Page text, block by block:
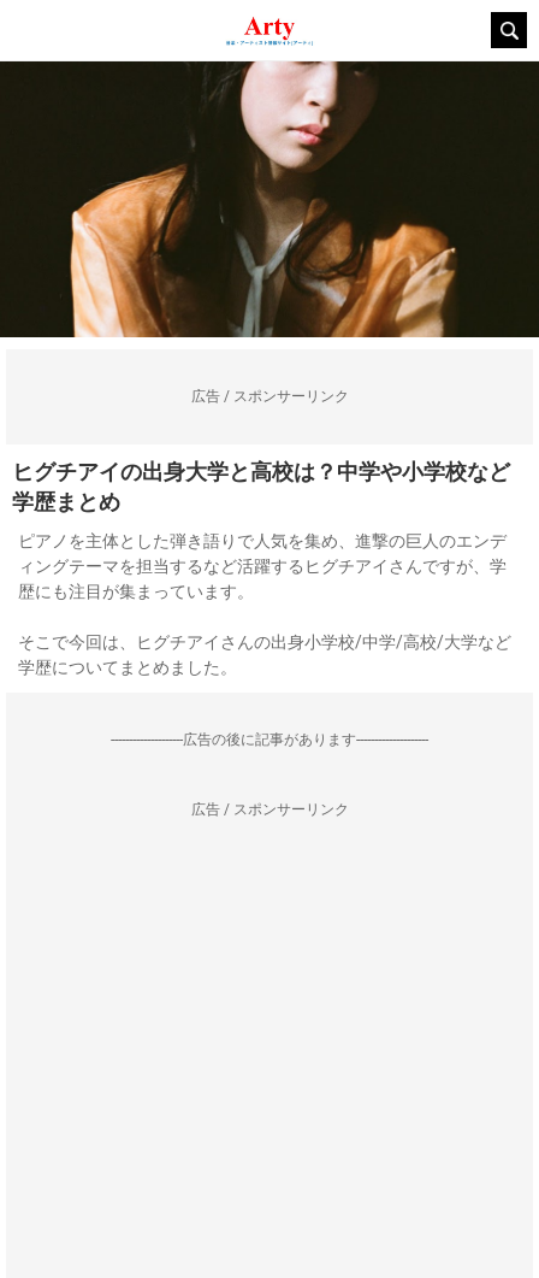
広告 / スポンサーリンク
ヒグチアイの出身大学と高校は？中学や小学校など
学歴まとめ
ピアノを主体とした弾き語りで人気を集め、進撃の巨人のエンデ
ィングテーマを担当するなど活躍するヒグチアイさんですが、学
歴にも注目が集まっています。
そこで今回は、ヒグチアイさんの出身小学校/中学/高校/大学など
学歴についてまとめました。
--------------------広告の後に記事があります--------------------
広告 / スポンサーリンク